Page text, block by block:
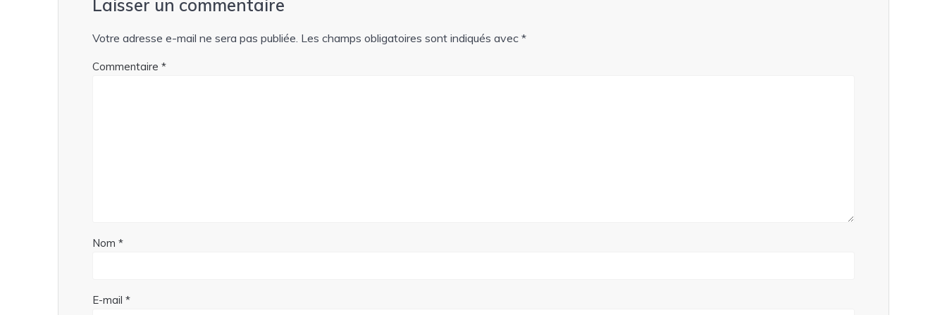
Laisser un commentaire
Votre adresse e-mail ne sera pas publiée. Les champs obligatoires sont indiqués avec*
Commentaire*
Nom*
E-mail*